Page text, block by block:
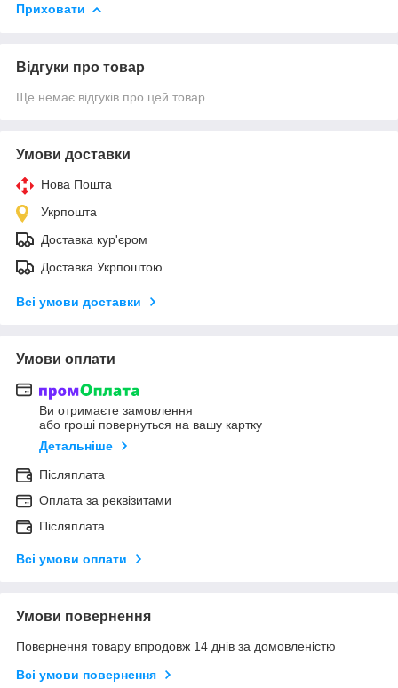
Приховати
Відгуки про товар
Ще немає відгуків про цей товар
Умови доставки
Нова Пошта
Укрпошта
Доставка кур'єром
Доставка Укрпоштою
Всі умови доставки
Умови оплати
Ви отримаєте замовлення
або гроші повернуться на вашу картку
Детальніше
Післяплата
Оплата за реквізитами
Післяплата
Всі умови оплати
Умови повернення
Повернення товару впродовж 14 днів за домовленістю
Всі умови повернення